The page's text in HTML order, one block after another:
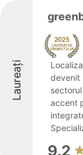
Laureați
devenit
accent
9.2